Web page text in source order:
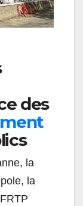
des
la
la